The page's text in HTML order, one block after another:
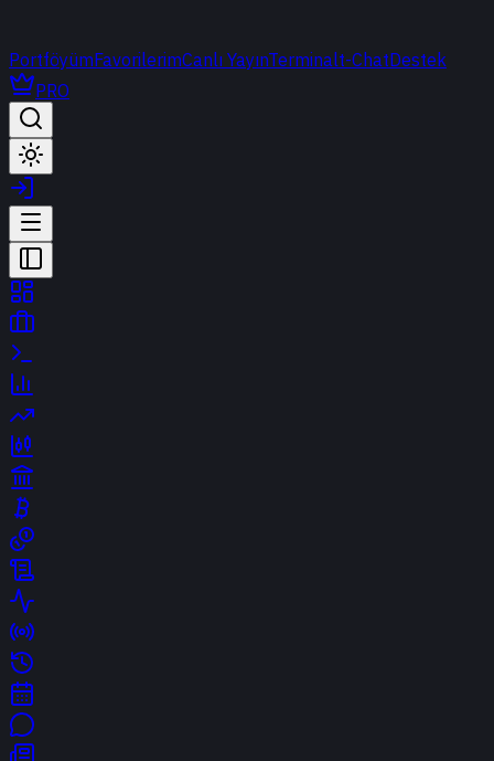
PortföyümFavorilerimCanlı YayınTerminalt-ChatDestek
PRO